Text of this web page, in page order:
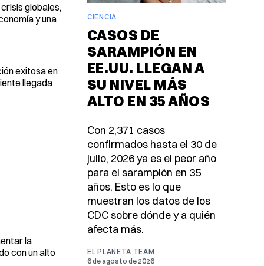
globales,
y una
exitosa en
llegada
la
con un alto
CIENCIA
CASOS DE
SARAMPIÓN EN
EE.UU. LLEGAN A
SU NIVEL MÁS
ALTO EN 35 AÑOS
Con 2,371 casos
confirmados hasta el 30 de
julio, 2026 ya es el peor año
para el sarampión en 35
años. Esto es lo que
muestran los datos de los
CDC sobre dónde y a quién
afecta más.
EL PLANETA TEAM
6 de agosto de 2026